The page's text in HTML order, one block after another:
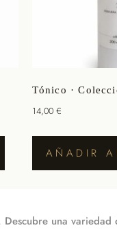
Tónico ·
14,00 €
AÑADIR
una variedad